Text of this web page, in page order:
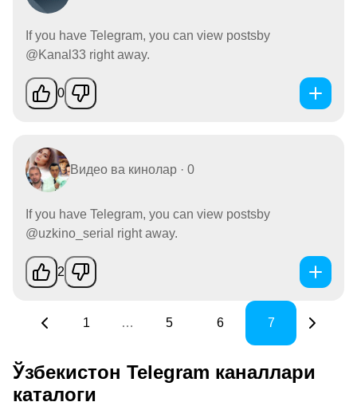
If you have Telegram, you can view postsby
@Kanal33 right away.
0
Видео ва кинолар · 0
If you have Telegram, you can view postsby
@uzkino_serial right away.
2
1 … 5 6 7
Ўзбекистон Telegram каналлари
каталоги